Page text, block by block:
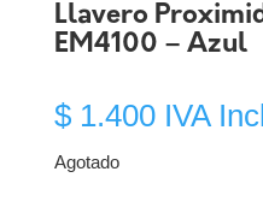
Llavero
EM4100 – Azul
$1.400 IVA
Agotado